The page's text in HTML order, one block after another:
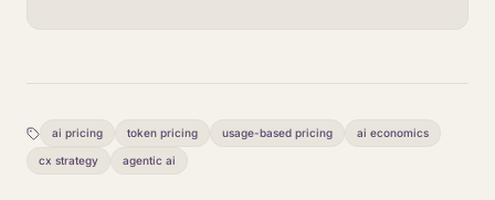
ai pricing token pricing usage-based pricing ai economics
cx strategy agentic ai